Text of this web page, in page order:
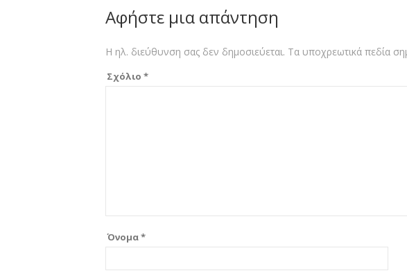
Αφήστε μια απάντηση
Η ηλ. διεύθυνση σας δεν δημοσιεύεται. Τα υποχρεωτικά πεδία
Σχόλιο *
Όνομα*